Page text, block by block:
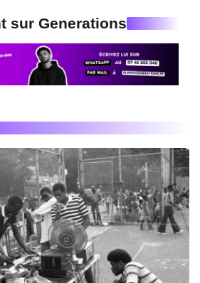
sur Generations